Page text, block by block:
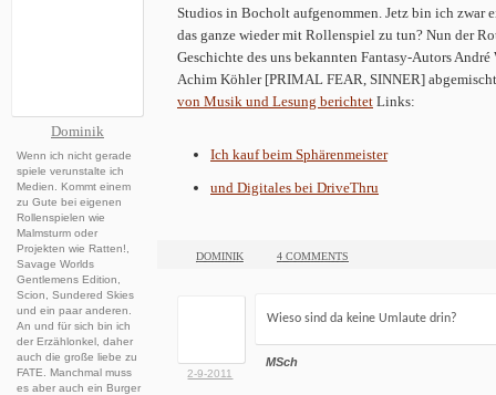
Dominik
Wenn ich nicht gerade
spiele verunstalte ich
Medien. Kommt einem
zu Gute bei eigenen
Rollenspielen wie
Malmsturm oder
Projekten wie Ratten!,
Savage Worlds
Gentlemens Edition,
Scion, Sundered Skies
und ein paar anderen.
An und für sich bin ich
der Erzählonkel, daher
auch die große liebe zu
FATE. Manchmal muss
es aber auch ein Burger
Studios in Bocholt aufgenommen. Jetz bin ich zwar
das ganze wieder mit Rollenspiel zu tun? Nun der
Geschichte des uns bekannten Fantasy-Autors
Achim Köhler [PRIMAL FEAR, SINNER]
von Musik und Lesung berichtet Links:
Ich kauf beim Sphärenmeister
und Digitales bei DriveThru
DOMINIK 4 COMMENTS
2-9-2011
Wieso sind da keine Umlaute drin?
MSch